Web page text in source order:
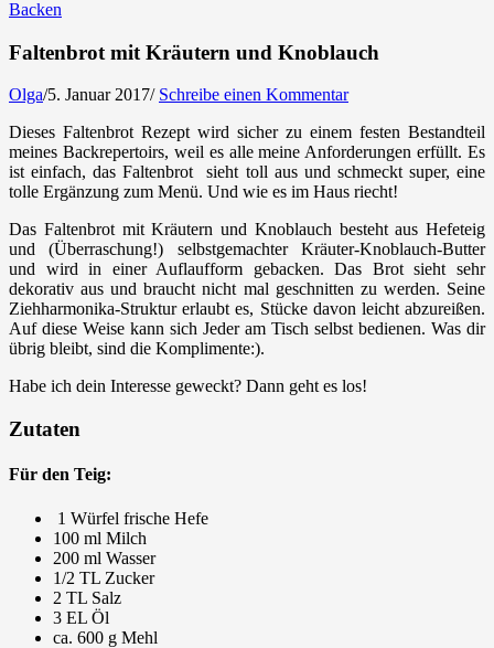
Backen
Faltenbrot mit Kräutern und Knoblauch
Olga/5. Januar 2017/ Schreibe einen Kommentar
Dieses Faltenbrot Rezept wird sicher zu einem festen Bestandteil
meines Backrepertoirs, weil es alle meine Anforderungen erfüllt. Es
ist einfach, das Faltenbrot sieht toll aus und schmeckt super, eine
tolle Ergänzung zum Menü. Und wie es im Haus riecht!
Das Faltenbrot mit Kräutern und Knoblauch besteht aus Hefeteig
und (Überraschung!) selbstgemachter Kräuter-Knoblauch-Butter
und wird in einer Auflaufform gebacken. Das Brot sieht sehr
dekorativ aus und braucht nicht mal geschnitten zu werden. Seine
Ziehharmonika-Struktur erlaubt es, Stücke davon leicht abzureißen.
Auf diese Weise kann sich Jeder am Tisch selbst bedienen. Was dir
übrig bleibt, sind die Komplimente:).
Habe ich dein Interesse geweckt? Dann geht es los!
Zutaten
Für den Teig:
1 Würfel frische Hefe
100 ml Milch
200 ml Wasser
1/2 TL Zucker
2 TL Salz
3 EL Öl
ca. 600 g Mehl